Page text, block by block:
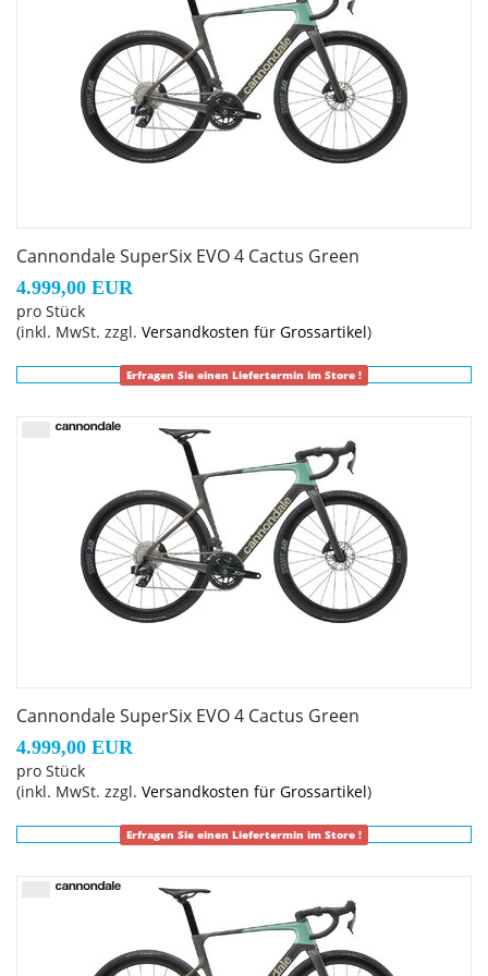
Cannondale SuperSix EVO 4 Cactus Green
4.999,00 EUR
pro Stück
(inkl. MwSt. zzgl. Versandkosten für Grossartikel)
Erfragen Sie einen Liefertermin im Store !
Cannondale SuperSix EVO 4 Cactus Green
4.999,00 EUR
pro Stück
(inkl. MwSt. zzgl. Versandkosten für Grossartikel)
Erfragen Sie einen Liefertermin im Store !